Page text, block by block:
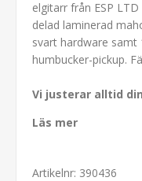
elgitarr från ESP
delad laminerad
svart hardware samt
humbucker-pickup.
Vi justerar alltid
Läs mer
Artikelnr: 390436